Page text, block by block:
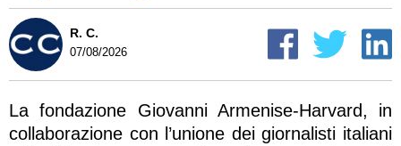
R. C.
07/08/2026
La fondazione Giovanni Armenise-Harvard, in
collaborazione con l’unione dei giornalisti italiani